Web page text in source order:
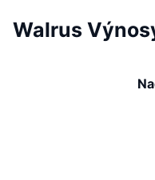
Walrus